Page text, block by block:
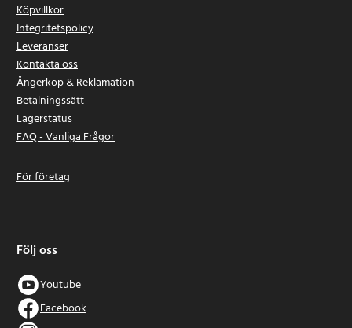
Köpvillkor
Integritetspolicy
Leveranser
Kontakta oss
Ångerköp & Reklamation
Betalningssätt
Lagerstatus
FAQ - Vanliga Frågor
För företag
Följ oss
Youtube
Facebook